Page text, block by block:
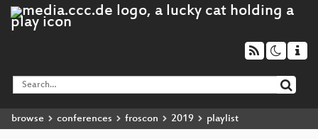
browse conferences froscon 2019 playlist